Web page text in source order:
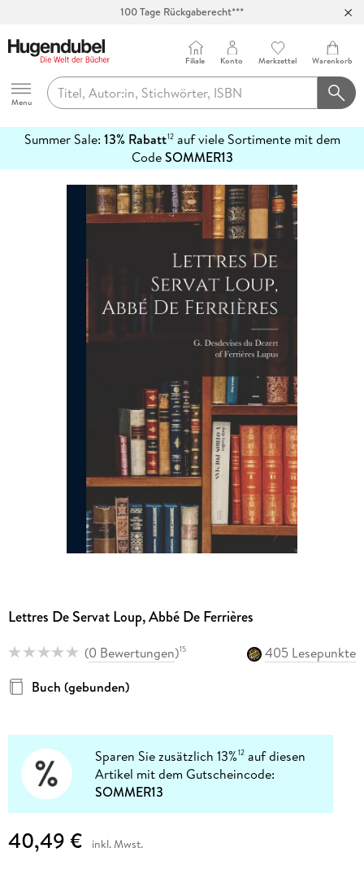
100 Tage Rückgaberecht***
Hugendubel
Menu
Filiale Konto Merkzettel Warenkorb
Summer Sale: 13% Rabatt12auf viele Sortimente mit dem
CodeSOMMER13
erfahren
Lettres De Servat Loup, Abbé De Ferrières
(0 Bewertungen)15
405 Lesepunkte
Buch (gebunden)
Sparen Sie zusätzlich 13%12 auf diesen
Artikel mit dem Gutscheincode:
SOMMER13
40,49 € inkl. Mwst.